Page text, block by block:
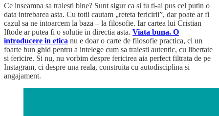
Ce inseamna sa traiesti bine? Sunt sigur ca si tu ti-ai pus cel putin o
data intrebarea asta. Cu totii cautam „reteta fericirii”, dar poate ar fi
cazul sa ne intoarcem la baza – la filosofie. Iar cartea lui Cristian
Iftode ar putea fi o solutie in directia asta. Viata buna. O
introducere in etica nu e doar o carte de filosofie practica, ci un
foarte bun ghid pentru a intelege cum sa traiesti autentic, cu libertate
si fericire. Si nu, nu vorbim despre fericirea aia perfect filtrata de pe
Instagram, ci despre una reala, construita cu autodisciplina si
angajament.